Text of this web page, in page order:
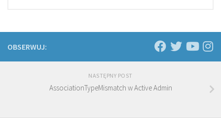
OBSERWUJ:
NASTĘPNY POST
AssociationTypeMismatch w Active Admin